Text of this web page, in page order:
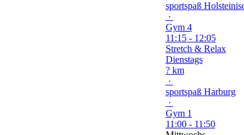
sportspaß
·
Gym 4
11:15 - 12:05
Stretch & Relax
Dienstags
? km
·
sportspaß Harburg
·
Gym 1
11:00 - 11:50